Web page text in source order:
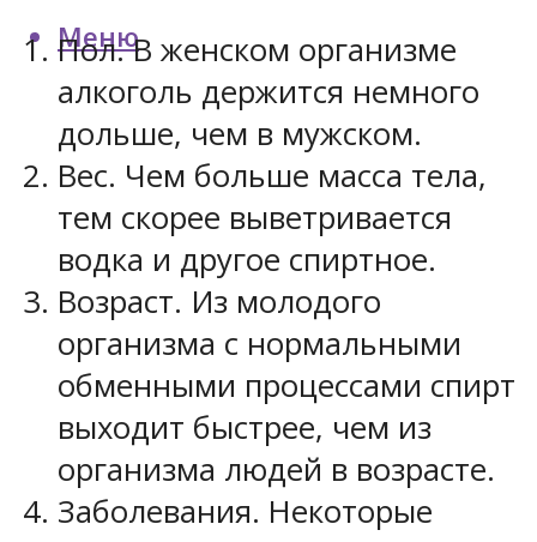
Меню
Пол. В женском организме
алкоголь держится немного
дольше, чем в мужском.
Вес. Чем больше масса тела,
тем скорее выветривается
водка и другое спиртное.
Возраст. Из молодого
организма с нормальными
обменными процессами спирт
выходит быстрее, чем из
организма людей в возрасте.
Заболевания. Некоторые